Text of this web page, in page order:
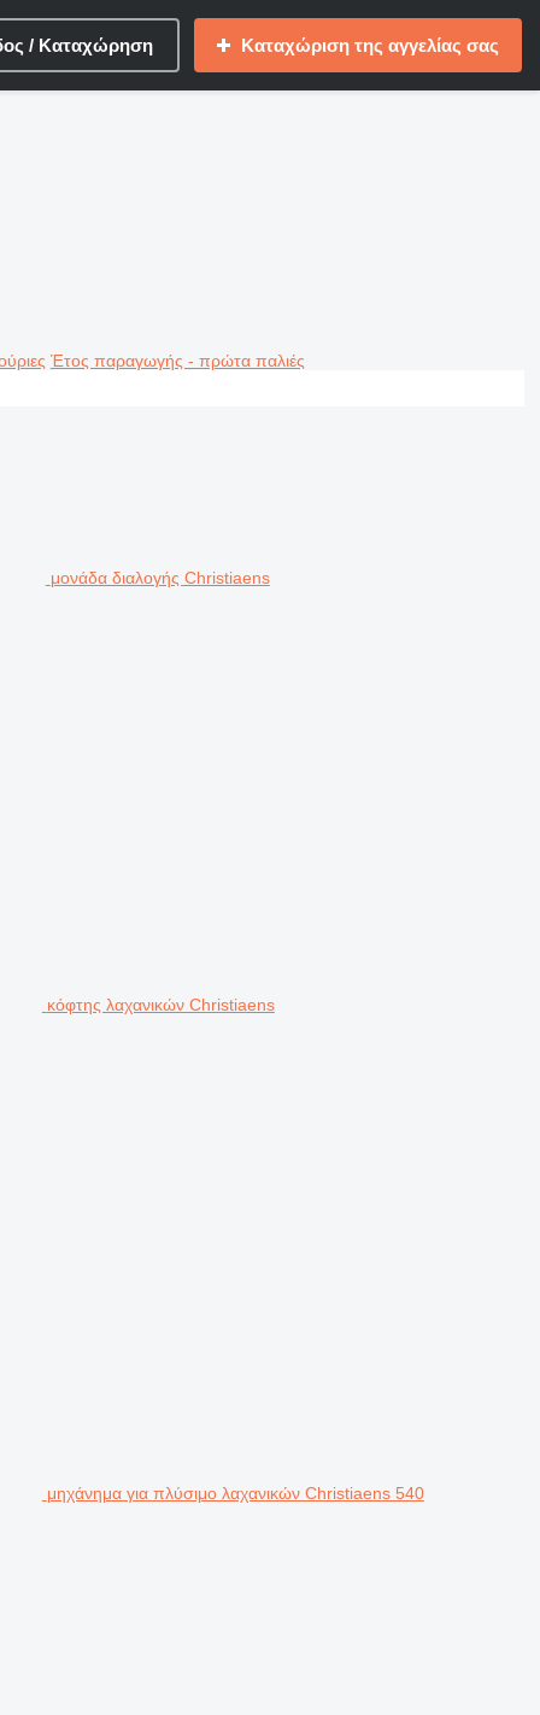
/ Καταχώρηση Καταχώριση της αγγελίας σας
Έτος παραγωγής - πρώτα παλιές
μονάδα διαλογής Christiaens
κόφτης λαχανικών Christiaens
μηχάνημα για πλύσιμο λαχανικών Christiaens 540